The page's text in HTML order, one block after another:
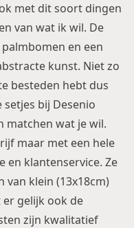
met dit soort dingen
van wat ik wil. De
en een
kunst. Niet zo
besteden hebt dus
bij Desenio
matchen wat je wil.
maar met een hele
en klantenservice. Ze
klein (13x18cm)
gelijk ook de
zijn kwalitatief